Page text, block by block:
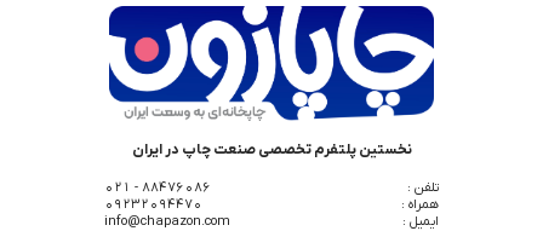
نخستین پلتفرم تخصصی صنعت چاپ در ایران
تلفن :
88476086 - 021
همراه :
09232094470
ایمیل :
info@chapazon.com